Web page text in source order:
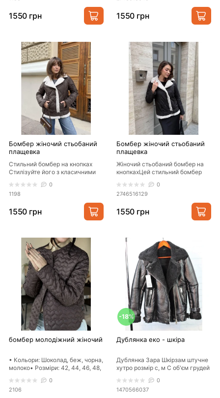
Вибираючи верхній
одяг в нашому
магазині, ви
можете бути
впевнені в його
якості і тривалості.
Ми дбаємо про
наших клієнтів і
завжди готові
підібрати
ідеальний варіант
для кожного. Наші
ціни також
вас - розкішний
стиль тепер
доступний кожній
жінці.
1550 грн 1550 грн
Бомбер жіночий стьобаний
плащевка
Стильний бомбер на кнопках
Стилізуйте його з класичними
спідницею. Завдяк..
0
1198
1550 грн
Бомбер жіночий стьобаний
плащевка
Жіночий стьобаний бомбер на
кнопкахЦей стильний бомбер
як кежуал, так..
0
2746516129
1550 грн
бомбер молодіжний жіночий
• Кольори: Шоколад, беж, чорна,
молоко• Розміри: 42, 44, 46, 48,
Сіре&nbs..
0
2106
-18%
Дублянка еко - шкіра
Дублянка Зара Шкірзам штучне
хутро розмір с, м С об'єм грудей
рука..
0
1470566037